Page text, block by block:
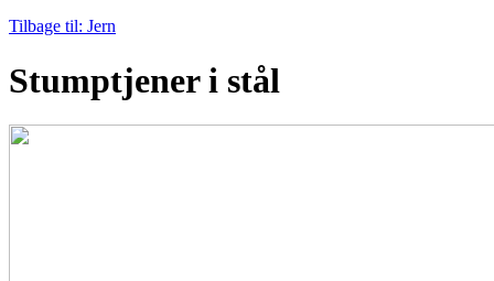
Tilbage til: Jern
Stumptjener i stål